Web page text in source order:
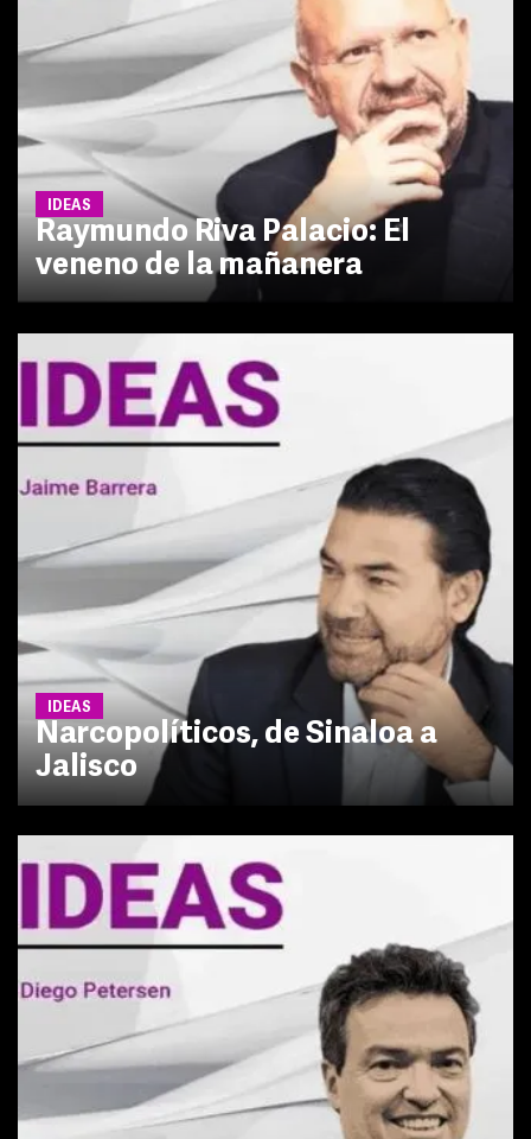
IDEAS
Raymundo Riva Palacio: El
veneno de la mañanera
IDEAS
Narcopolíticos, de Sinaloa a
Jalisco